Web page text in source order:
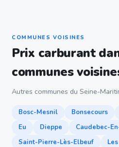
COMMUNES VOISINES
Prix carburant
communes
Autres communes du Seine-
Bosc-Mesnil Bonsecours
Eu
Dieppe
Caudebec-
Saint-Pierre-Lès-Elbeuf